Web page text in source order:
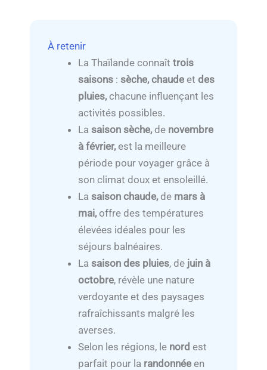
À retenir
La Thaïlande connaît trois
saisons : sèche, chaude et des
pluies,chacune influençant les
activités possibles.
La saison sèche,de novembre
à février,est la meilleure
période pour voyager grâce à
son climat doux et ensoleillé.
La saison chaude,de mars à
mai,offre des températures
élevées idéales pour les
séjours balnéaires.
La saison des pluies, de juin à
octobre, révèle une nature
verdoyante et des paysages
rafraîchissants malgré les
averses.
Selon les régions, le nord est
parfait pour la randonnée en